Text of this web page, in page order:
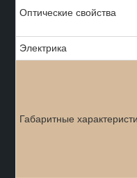
Оптические свойства
Электрика
Габаритные